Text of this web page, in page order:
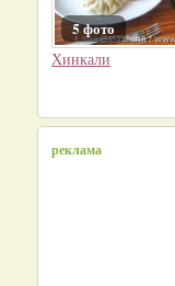
5 фото
Хинкали
реклама